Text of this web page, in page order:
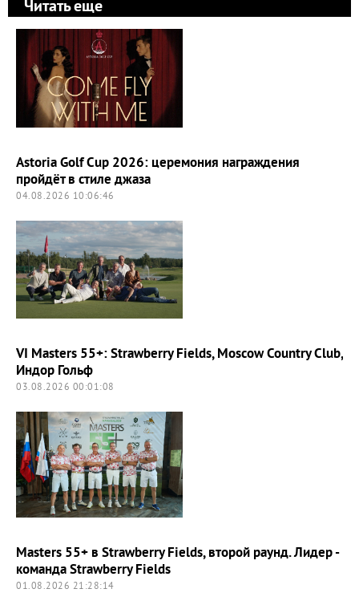
Читать еще
Astoria Golf Cup 2026: церемония награждения
пройдёт в стиле джаза
04.08.2026 10:06:46
VI Masters 55+: Strawberry Fields, Moscow Country Club,
Индор Гольф
03.08.2026 00:01:08
Masters 55+ в Strawberry Fields, второй раунд. Лидер -
команда Strawberry Fields
01.08.2026 21:28:14